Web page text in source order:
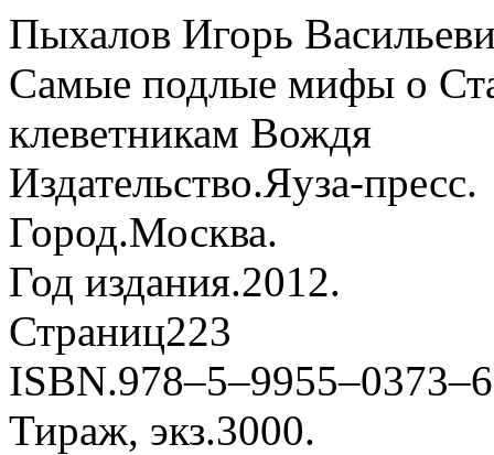
Пыхалов Игорь
Самые подлые мифы о
клеветникам Вождя
Издательство.Яуза-пресс.
Город.Москва.
Год издания.2012.
Страниц223
ISBN.
Тираж, экз.3000.